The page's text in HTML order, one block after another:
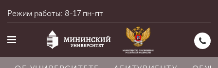
Режим работы: 8-17 пн-пт